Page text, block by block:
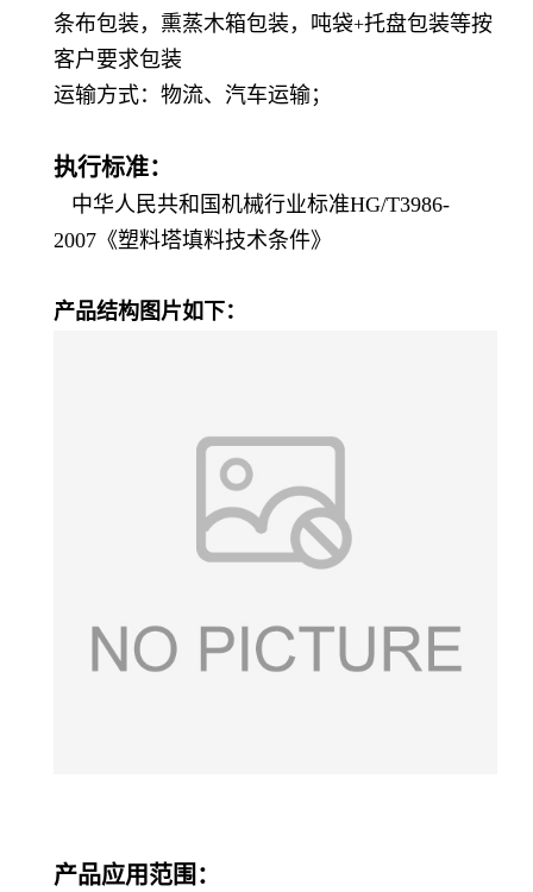
条布包装， 熏蒸木箱包装，吨袋+托盘包装等按
客户要求包装
运输方式： 物流、汽车运输；
执行标准：
中华人民共和国机械行业标准HG/T3986-
2007《塑料塔填料技术条件》
产品结构图片如下：
产品应用范围：